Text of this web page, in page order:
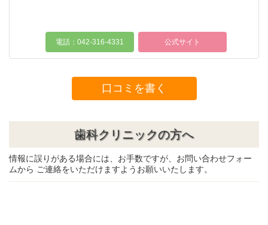
電話：042-316-4331 公式サイト
口コミを書く
歯科クリニックの方へ
情報に誤りがある場合には、お手数ですが、お問い合わせフォー
ムから ご連絡をいただけますようお願いいたします。